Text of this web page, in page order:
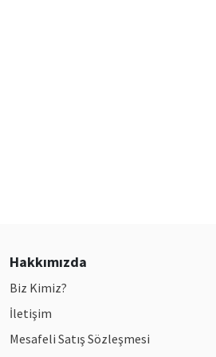
Hakkımızda
Biz Kimiz?
İletişim
Mesafeli Satış Sözleşmesi